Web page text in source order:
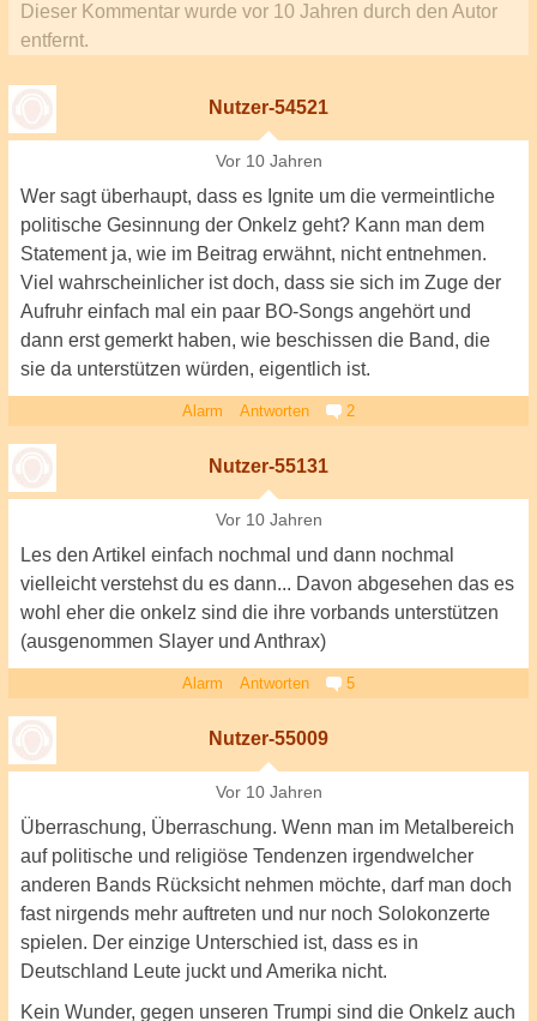
Dieser Kommentar wurde vor 10 Jahren durch den Autor
entfernt.
Nutzer-54521
Vor 10 Jahren
Wer sagt überhaupt, dass es Ignite um die vermeintliche
politische Gesinnung der Onkelz geht? Kann man dem
Statement ja, wie im Beitrag erwähnt, nicht entnehmen.
Viel wahrscheinlicher ist doch, dass sie sich im Zuge der
Aufruhr einfach mal ein paar BO-Songs angehört und
dann erst gemerkt haben, wie beschissen die Band, die
sie da unterstützen würden, eigentlich ist.
Alarm Antworten 2
Nutzer-55131
Vor 10 Jahren
Les den Artikel einfach nochmal und dann nochmal
vielleicht verstehst du es dann... Davon abgesehen das es
wohl eher die onkelz sind die ihre vorbands unterstützen
(ausgenommen Slayer und Anthrax)
Alarm Antworten 5
Nutzer-55009
Vor 10 Jahren
Überraschung, Überraschung. Wenn man im Metalbereich
auf politische und religiöse Tendenzen irgendwelcher
anderen Bands Rücksicht nehmen möchte, darf man doch
fast nirgends mehr auftreten und nur noch Solokonzerte
spielen. Der einzige Unterschied ist, dass es in
Deutschland Leute juckt und Amerika nicht.
Kein Wunder, gegen unseren Trumpi sind die Onkelz auch